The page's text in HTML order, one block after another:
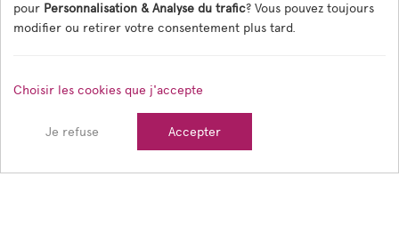
Documents règlementaires
pour Personnalisation & Analyse du trafic? Vous pouvez toujours
modifier ou retirer votre consentement plus tard.
Choisir les cookies que j'accepte
Je refuse Accepter